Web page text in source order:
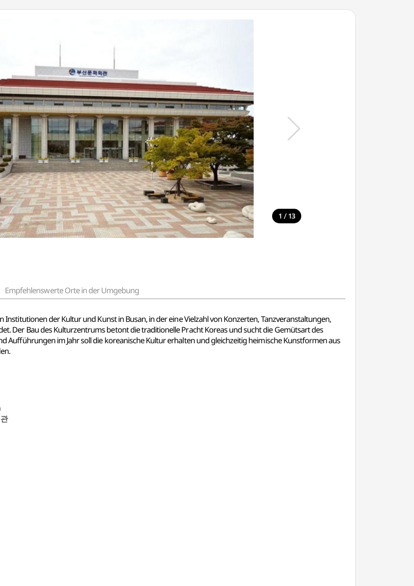
1 / 13
Empfehlenswerte Orte in der Umgebung
der Kultur und Kunst in Busan, in der eine Vielzahl von Konzerten, Tanzveranstaltungen,
Der Bau des Kulturzentrums betont die traditionelle Pracht Koreas und sucht die Gemütsart des
Aufführungen im Jahr soll die koreanische Kultur erhalten und gleichzeitig heimische Kunstformen aus